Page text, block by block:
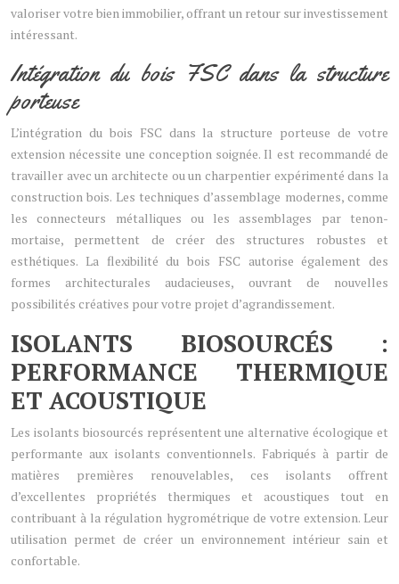
valoriser votre bien immobilier, offrant un retour sur investissement
intéressant.
Intégration du bois FSC dans la structure
porteuse
L’intégration du bois FSC dans la structure porteuse de votre
extension nécessite une conception soignée. Il est recommandé de
travailler avec un architecte ou un charpentier expérimenté dans la
construction bois. Les techniques d’assemblage modernes, comme
les connecteurs métalliques ou les assemblages par tenon-
mortaise, permettent de créer des structures robustes et
esthétiques. La flexibilité du bois FSC autorise également des
formes architecturales audacieuses, ouvrant de nouvelles
possibilités créatives pour votre projet d’agrandissement.
ISOLANTS BIOSOURCÉS :
PERFORMANCE THERMIQUE
ET ACOUSTIQUE
Les isolants biosourcés représentent une alternative écologique et
performante aux isolants conventionnels. Fabriqués à partir de
matières premières renouvelables, ces isolants offrent
d’excellentes propriétés thermiques et acoustiques tout en
contribuant à la régulation hygrométrique de votre extension. Leur
utilisation permet de créer un environnement intérieur sain et
confortable.